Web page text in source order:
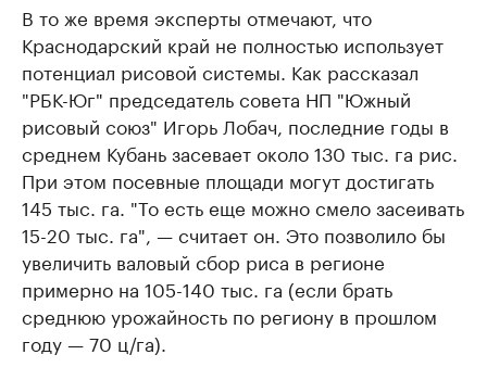
В то же время эксперты отмечают, что
Краснодарский край не полностью использует
потенциал рисовой системы. Как рассказал
"РБК-Юг" председатель совета НП "Южный
рисовый союз" Игорь Лобач, последние годы в
среднем Кубань засевает около 130 тыс. га рис.
При этом посевные площади могут достигать
145 тыс. га. "То есть еще можно смело засеивать
15-20 тыс. га", — считает он. Это позволило бы
увеличить валовый сбор риса в регионе
примерно на 105-140 тыс. га (если брать
среднюю урожайность по региону в прошлом
году — 70 ц/га).